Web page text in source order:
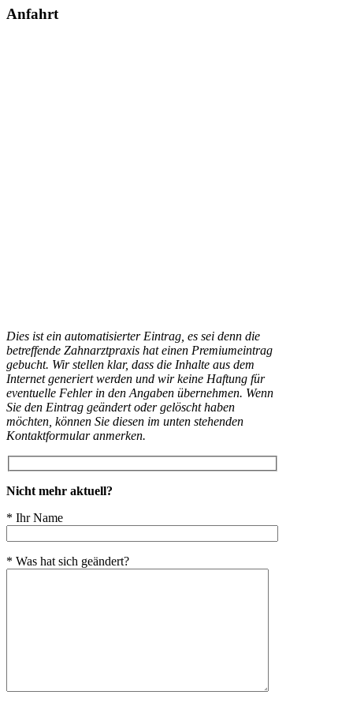
Anfahrt
Dies ist ein automatisierter Eintrag, es sei denn die
betreffende Zahnarztpraxis hat einen Premiumeintrag
gebucht. Wir stellen klar, dass die Inhalte aus dem
Internet generiert werden und wir keine Haftung für
eventuelle Fehler in den Angaben übernehmen. Wenn
Sie den Eintrag geändert oder gelöscht haben
möchten, können Sie diesen im unten stehenden
Kontaktformular anmerken.
Nicht mehr aktuell?
* Ihr Name
* Was hat sich geändert?